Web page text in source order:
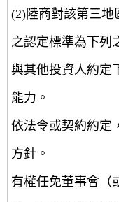
(2)陸商對該第三地
之認定標準為下列
與其他投資人約定
能力。
依法令或契約約定
方針。
有權任免董事會（